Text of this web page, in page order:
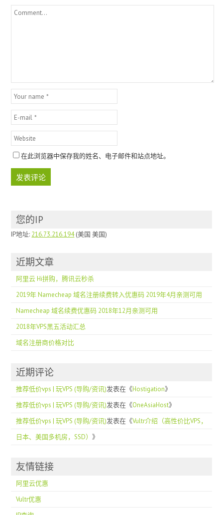
在此浏览器中保存我的姓名、电子邮件和站点地址。
您的IP
IP地址: 216.73.216.194(美国 美国)
近期文章
阿里云 Hi拼购，腾讯云秒杀
2019年 Namecheap 域名注册续费转入优惠码 2019年4月亲测可用
Namecheap 域名续费优惠码 2018年12月亲测可用
2018年VPS黑五活动汇总
域名注册商价格对比
近期评论
推荐低价vps | 玩VPS (导购/资讯)发表在《Hostigation》
推荐低价vps | 玩VPS (导购/资讯)发表在《OneAsiaHost》
推荐低价vps | 玩VPS (导购/资讯)发表在《Vultr介绍（高性价比VPS，
日本、美国多机房，SSD）》
友情链接
阿里云优惠
Vultr优惠